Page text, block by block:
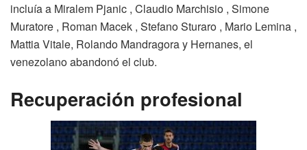
incluía a Miralem Pjanic , Claudio Marchisio , Simone
Muratore , Roman Macek , Stefano Sturaro , Mario Lemina ,
Mattia Vitale, Rolando Mandragora y Hernanes, el
venezolano abandonó el club.
Recuperación profesional